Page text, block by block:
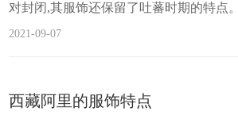
对封闭,其服饰还保留了吐蕃时期的特点
袍,制作精细。其中尤以普兰 妇女服饰最
征孔雀的头冠:背部披白山羊皮“改巴”(披
的粗氆氇条,象征孔雀背部,“改巴”周边镶
2021-09-07
西藏阿里的服饰特点